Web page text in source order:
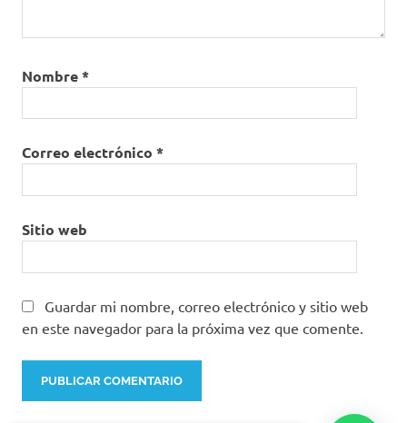
Nombre*
Correo electrónico *
Sitio web
Guardar mi nombre, correo electrónico y sitio web
en este navegador para la próxima vez que comente.